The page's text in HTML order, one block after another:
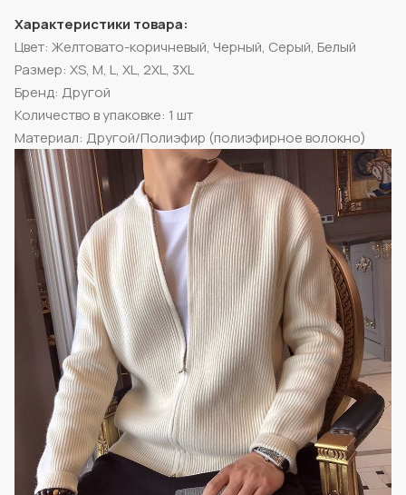
Характеристики товара:
Цвет: Желтовато-коричневый, Черный, Серый, Белый
Размер: XS, M, L, XL, 2XL, 3XL
Бренд: Другой
Количество в упаковке: 1 шт
Материал: Другой/Полиэфир (полиэфирное волокно)